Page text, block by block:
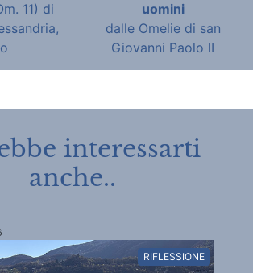
11) di
uomini
dalle Omelie di san
Giovanni Paolo II
interessarti
anche..
RIFLESSIONE